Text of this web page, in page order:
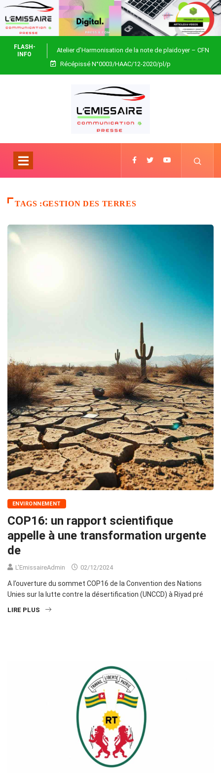
FLASH-
INFO
Atelier d’Harmonisation de la note de plaidoyer – CFN
Togo
Récépissé N°0003/HAAC/12-2020/pl/p
TAGS :GESTION DES TERRES
ENVIRONNEMENT
COP16: un rapport scientifique
appelle à une transformation urgente
de
L'EmissaireAdmin 02/12/2024
A l’ouverture du sommet COP16 de la Convention des Nations
Unies sur la lutte contre la désertification (UNCCD) à Riyad pré
LIRE PLUS